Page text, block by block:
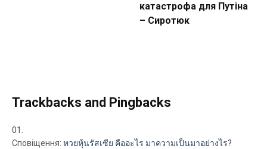
катастрофа для Путіна
– Сиротюк
Trackbacks and Pingbacks
Сповіщення: หวยหุ้นรัสเซีย คืออะไร มาความเป็นมาอย่างไร?